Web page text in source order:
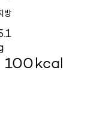
방
100kcal